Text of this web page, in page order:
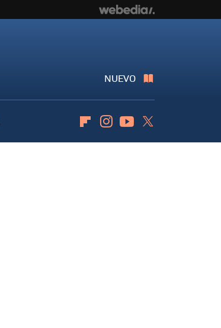
NUEVO
FlipboardInstagramYoutube